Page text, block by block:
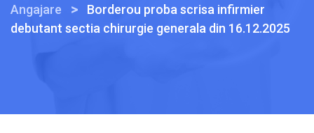
Angajare
>
Borderou proba scrisa infirmier
debutant sectia chirurgie generala din 16.12.2025